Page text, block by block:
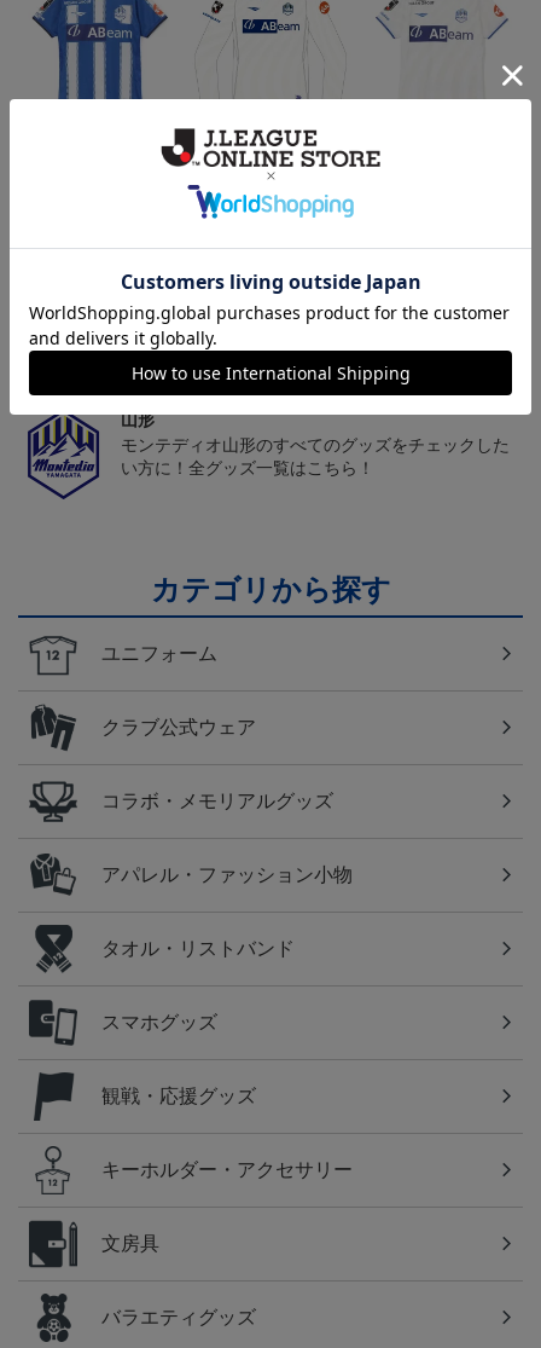
26/27オーセンティックユ
ニフォーム半袖（FP1st）
26/27オーセンティックユ
ニフォーム長袖（FP2n
d）
19,800円～24,860円
ニフォーム半袖（FP2n
18,700円～23,760円
山形
チームマスコット「ディーオ」グッズは、サポータ
ーやファン必見！
山形
モンテディオ山形のすべてのグッズをチェックした
い方に！全グッズ一覧はこちら！
カテゴリから探す
ユニフォーム
クラブ公式ウェア
コラボ・メモリアルグッズ
アパレル・ファッション小物
タオル・リストバンド
スマホグッズ
観戦・応援グッズ
キーホルダー・アクセサリー
文房具
バラエティグッズ